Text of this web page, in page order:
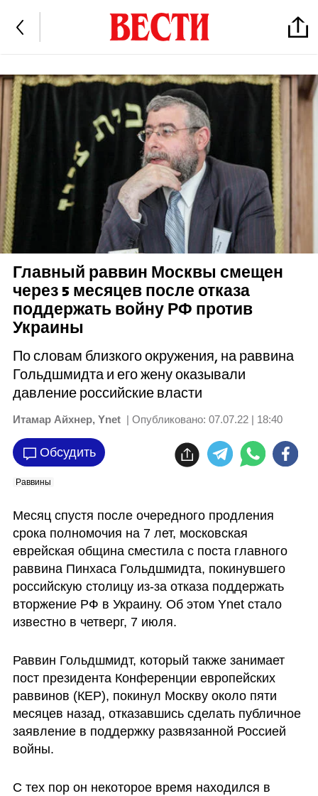
Главный раввин Москвы смещен
через 5 месяцев после отказа
поддержать войну РФ против
Украины
По словам близкого окружения, на раввина
Гольдшмидта и его жену оказывали
давление российские власти
Итамар Айхнер, Ynet | Опубликовано: 07.07.22 | 18:40
Обсудить
Раввины
Месяц спустя после очередного продления
срока полномочия на 7 лет, московская
еврейская община сместила с поста главного
раввина Пинхаса Гольдшмидта, покинувшего
российскую столицу из-за отказа поддержать
вторжение РФ в Украину. Об этом Ynet стало
известно в четверг, 7 июля.
Раввин Гольдшмидт, который также занимает
пост президента Конференции европейских
раввинов (КЕP), покинул Москву около пяти
месяцев назад, отказавшись сделать публичное
заявление в поддержку развязанной Россией
войны.
С тех пор он некоторое время находился в